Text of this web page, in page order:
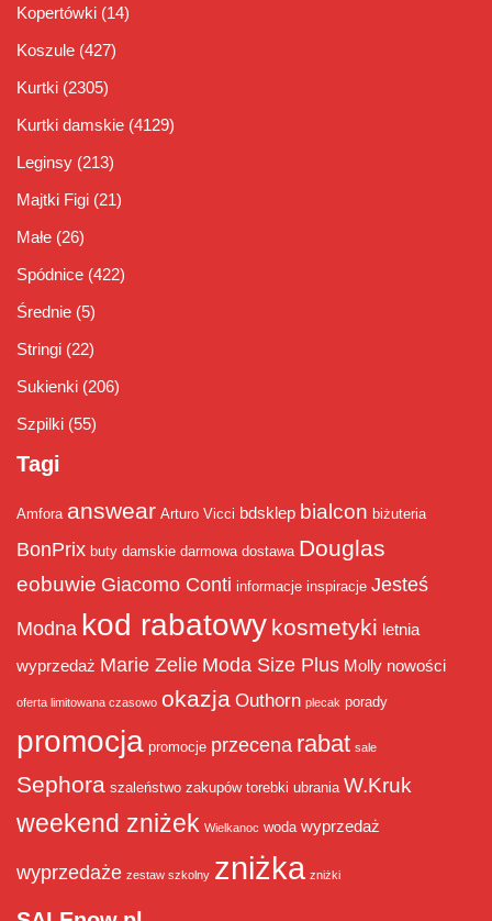
Kopertówki (14)
Koszule (427)
Kurtki (2305)
Kurtki damskie (4129)
Leginsy (213)
Majtki Figi (21)
Małe (26)
Spódnice (422)
Średnie (5)
Stringi (22)
Sukienki (206)
Szpilki (55)
Tagi
Amfora answear Arturo Vicci bdsklep bialcon biżuteria
BonPrix buty damskie darmowa dostawa Douglas
eobuwie Giacomo Conti informacje inspiracje Jesteś
Modna kod rabatowy kosmetyki letnia
wyprzedaż Marie Zelie Moda Size Plus Molly nowości
oferta limitowana czasowo okazja Outhorn plecak porady
promocja promocje przecena rabat sale
Sephora szaleństwo zakupów torebki ubrania W.Kruk
weekend zniżek Wielkanoc woda wyprzedaż
wyprzedaże zestaw szkolny zniżka zniżki